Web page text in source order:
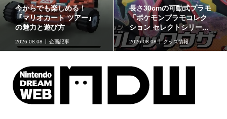
今からでも楽しめる！
『マリオカート ツアー』
の魅力と遊び方
2026.08.08 企画記事
長さ30cmの可動式プラモ
「ポケモンプラモコレク
ション セレクトシリー...
2026.08.08 グッズ情報